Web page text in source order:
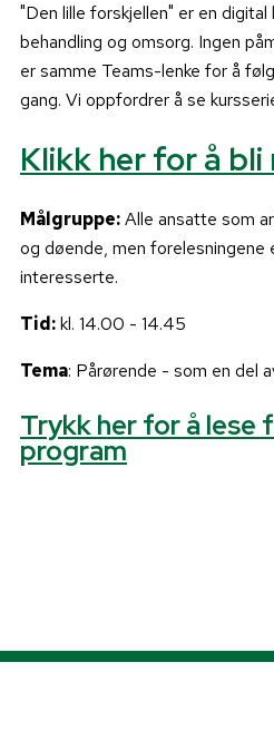
"Den lille forskjellen" er en
behandling og omsorg. Ingen
er samme Teams-lenke for å
gang. Vi oppfordrer å se
Klikk her for å
Målgruppe:Alle ansatte som
og døende, men forelesningene
interesserte.
Tid:kl. 14.00 - 14.45
Tema: Pårørende - som en del
Trykk her for å lese
program